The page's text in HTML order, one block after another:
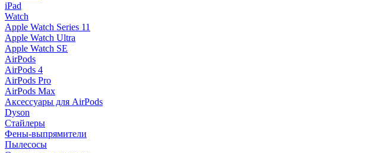
iPad
Watch
Apple Watch Series 11
Apple Watch Ultra
Apple Watch SE
AirPods
AirPods 4
AirPods Pro
AirPods Max
Аксессуары для AirPods
Dyson
Стайлеры
Фены-выпрямители
Пылесосы